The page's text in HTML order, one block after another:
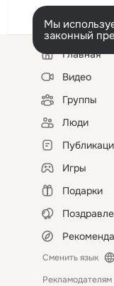
Мы
законный
Левая
колонкаГлавная
Видео
Группы
Люди
Игры
Подарки
Сменить язык
Рекламодателям